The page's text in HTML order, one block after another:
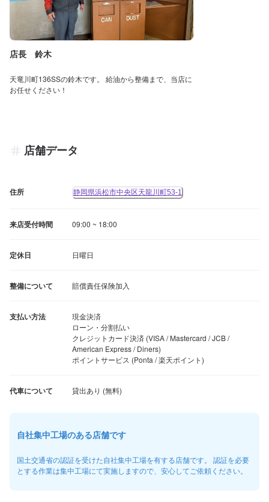
店長 鈴木
天竜川町136SSの鈴木です。 給油から整備まで、当店に
お任せください！
店舗データ
住所 静岡県浜松市中央区天龍川町53-1
来店受付時間 09:00 ~ 18:00
定休日 日曜日
整備について 賠償責任保険加入
支払い方法
現金決済
ローン・分割払い
クレジットカード決済 (VISA / Mastercard / JCB /
American Express / Diners)
ポイントサービス (Ponta / 楽天ポイント)
代車について
自社集中工場のある店舗です
国土交通省の認証を受けた自社集中工場を有する店舗です。 認証を必要
とする作業は集中工場にて実施しますので、安心してご依頼ください。